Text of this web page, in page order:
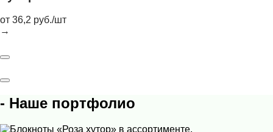
от 36,2 руб./шт
→
- Наше портфолио